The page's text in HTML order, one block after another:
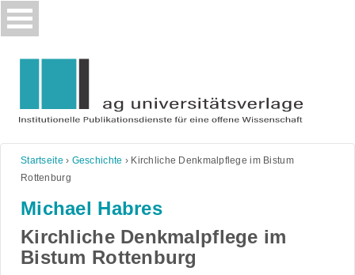
Skip
to
Startseite › Geschichte › Kirchliche Denkmalpflege im Bistum
Rottenburg
Michael Habres
Kirchliche Denkmalpflege im
Bistum Rottenburg